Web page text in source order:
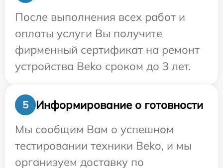
После выполнения всех работ и
оплаты услуги Вы получите
фирменный сертификат на ремонт
устройства Beko сроком до 3 лет.
5
Информирование о готовности
Мы сообщим Вам о успешном
тестировании техники Beko, и мы
организуем доставку по